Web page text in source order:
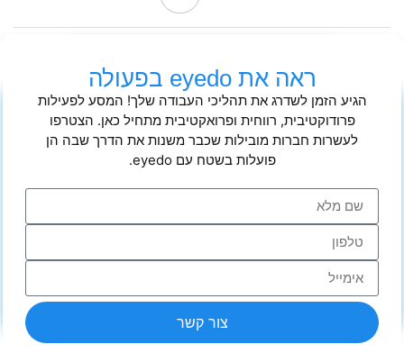
ראה את eyedo בפעולה
הגיע הזמן לשדרג את תהליכי העבודה שלך! המסע לפעילות
פרודוקטיבית, רווחית ופרואקטיבית מתחיל כאן. הצטרפו
לעשרות חברות מובילות שכבר משנות את הדרך שבה הן
פועלות בשטח עם eyedo.
צור קשר